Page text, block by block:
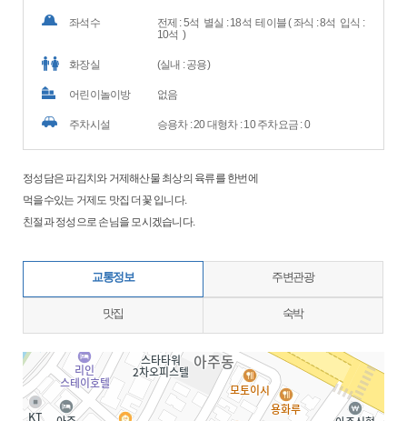
좌석수
전제 : 5석 별실 : 18석 테이블 ( 좌식 : 8석 입식 :
10석 )
화장실 (실내 : 공용)
어린이놀이방 없음
주차시설 승용차 : 20 대형차 : 10 주차요금 : 0
정성담은 파김치와 거제해산물 최상의 육류를 한번에
먹을수있는 거제도 맛집 더꽃 입니다.
친절과 정성으로 손님을 모시겠습니다.
교통정보 주변관광
맛집 숙박
지도삽입 (가로100%)